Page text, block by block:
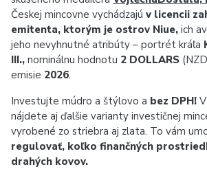
Českej mincovne vychádzajú v licencii
emitenta, ktorým je ostrov Niue, ich
jeho nevyhnutné atribúty – portrét kráľa
III., nominálnu hodnotu 2 DOLLARS
emisie 2026.
Investujte múdro a štýlovo a bez DPH!
nájdete aj ďalšie varianty investičnej
vyrobené zo striebra aj zlata. To vám
regulovať, koľko finančných
drahých kovov.